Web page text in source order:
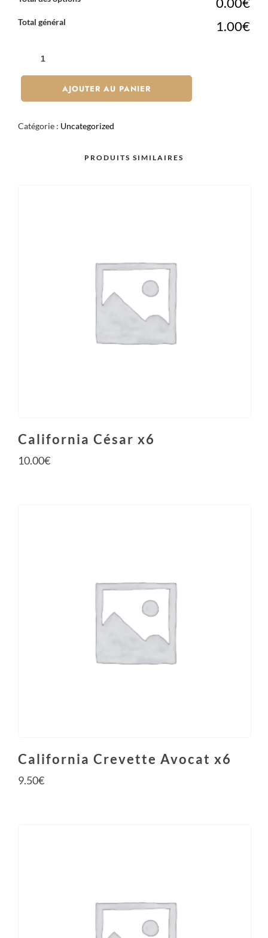
Total général 1.00€
AJOUTER AU PANIER
Catégorie : Uncategorized
PRODUITS SIMILAIRES
California César x6
10.00€
California Crevette Avocat x6
9.50€